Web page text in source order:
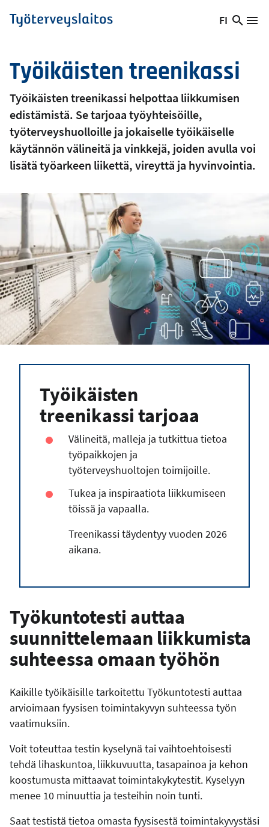
Hyppää
pääsisältöön
Työterveyslaitos
Vaihda
kieli:
FI
Hae
Työikäisten treenikassi
Työikäisten treenikassi helpottaa liikkumisen
edistämistä. Se tarjoaa työyhteisöille,
työterveyshuolloille ja jokaiselle työikäiselle
käytännön välineitä ja vinkkejä, joiden avulla voi
lisätä työarkeen liikettä, vireyttä ja hyvinvointia.
Työikäisten
treenikassi tarjoaa
Välineitä, malleja ja tutkittua tietoa
työpaikkojen ja
työterveyshuoltojen toimijoille.
Tukea ja inspiraatiota liikkumiseen
töissä ja vapaalla.
Treenikassi täydentyy vuoden 2026
aikana.
Työkuntotesti auttaa
suunnittelemaan liikkumista
suhteessa omaan työhön
Kaikille työikäisille tarkoitettu Työkuntotesti auttaa
arvioimaan fyysisen toimintakyvyn suhteessa työn
vaatimuksiin.
Voit toteuttaa testin kyselynä tai vaihtoehtoisesti
tehdä lihaskuntoa, liikkuvuutta, tasapainoa ja kehon
koostumusta mittaavat toimintakykytestit. Kyselyyn
menee 10 minuuttia ja testeihin noin tunti.
Saat testistä tietoa omasta fyysisestä toimintakyvystäsi